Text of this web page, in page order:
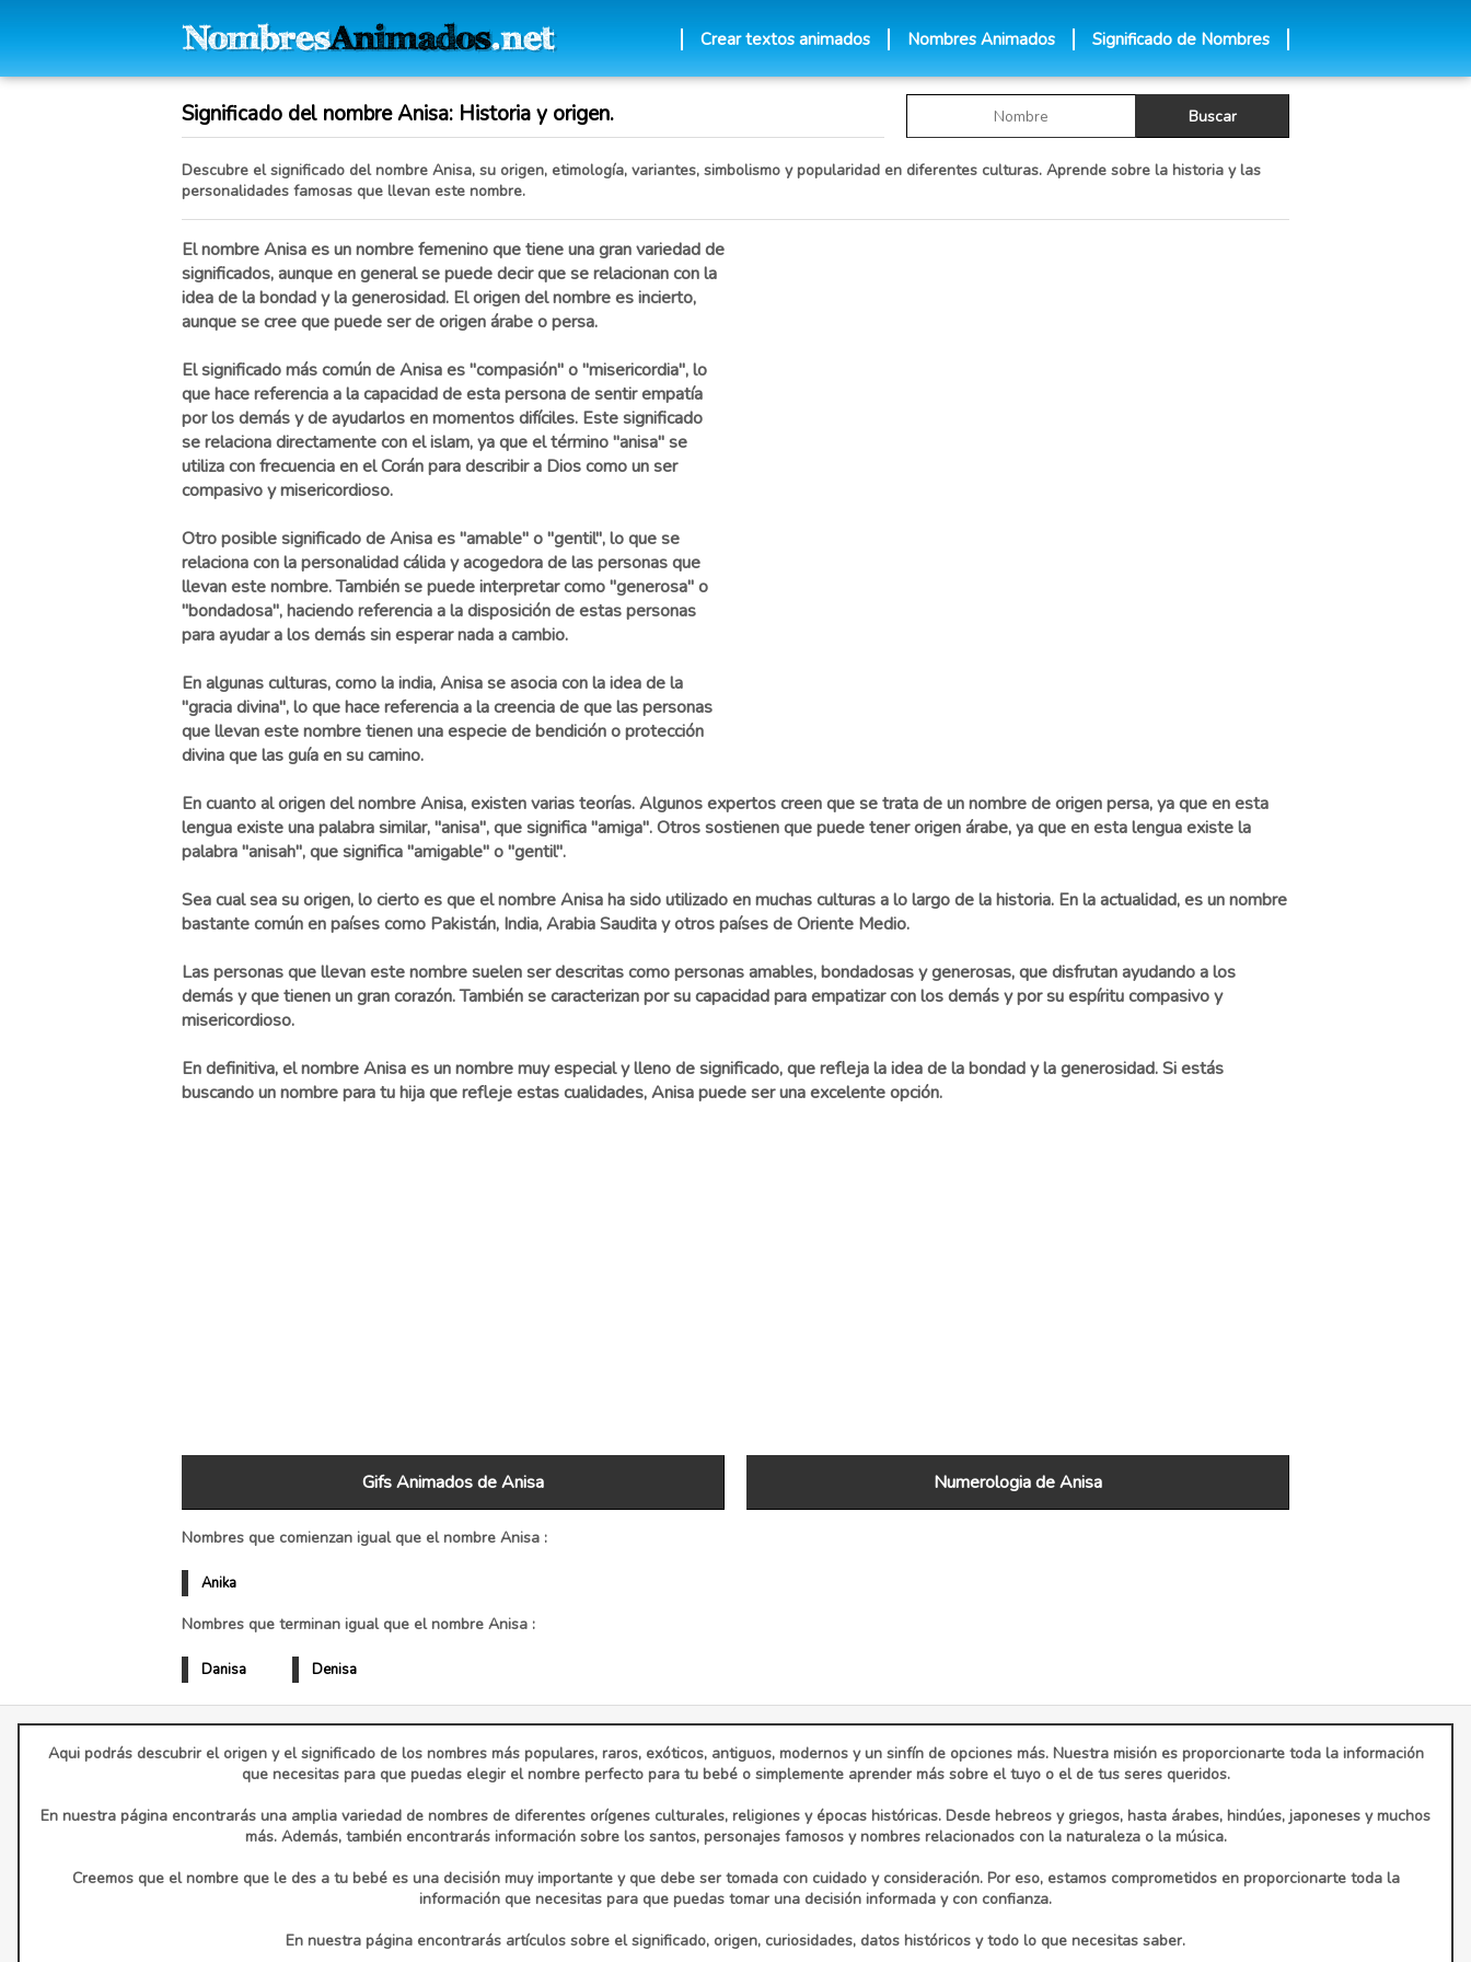
Crear textos animados Nombres Animados Significado de Nombres
Significado del nombre Anisa: Historia y origen.
Descubre el significado del nombre Anisa, su origen, etimología, variantes, simbolismo y popularidad en diferentes culturas. Aprende sobre la historia y las
personalidades famosas que llevan este nombre.
El nombre Anisa es un nombre femenino que tiene una gran variedad de
significados, aunque en general se puede decir que se relacionan con la
idea de la bondad y la generosidad. El origen del nombre es incierto,
aunque se cree que puede ser de origen árabe o persa.
El significado más común de Anisa es "compasión" o "misericordia", lo
que hace referencia a la capacidad de esta persona de sentir empatía
por los demás y de ayudarlos en momentos difíciles. Este significado
se relaciona directamente con el islam, ya que el término "anisa" se
utiliza con frecuencia en el Corán para describir a Dios como un ser
compasivo y misericordioso.
Otro posible significado de Anisa es "amable" o "gentil", lo que se
relaciona con la personalidad cálida y acogedora de las personas que
llevan este nombre. También se puede interpretar como "generosa" o
"bondadosa", haciendo referencia a la disposición de estas personas
para ayudar a los demás sin esperar nada a cambio.
En algunas culturas, como la india, Anisa se asocia con la idea de la
"gracia divina", lo que hace referencia a la creencia de que las personas
que llevan este nombre tienen una especie de bendición o protección
divina que las guía en su camino.
En cuanto al origen del nombre Anisa, existen varias teorías. Algunos expertos creen que se trata de un nombre de origen persa, ya que en esta
lengua existe una palabra similar, "anisa", que significa "amiga". Otros sostienen que puede tener origen árabe, ya que en esta lengua existe la
palabra "anisah", que significa "amigable" o "gentil".
Sea cual sea su origen, lo cierto es que el nombre Anisa ha sido utilizado en muchas culturas a lo largo de la historia. En la actualidad, es un nombre
bastante común en países como Pakistán, India, Arabia Saudita y otros países de Oriente Medio.
Las personas que llevan este nombre suelen ser descritas como personas amables, bondadosas y generosas, que disfrutan ayudando a los
demás y que tienen un gran corazón. También se caracterizan por su capacidad para empatizar con los demás y por su espíritu compasivo y
misericordioso.
En definitiva, el nombre Anisa es un nombre muy especial y lleno de significado, que refleja la idea de la bondad y la generosidad. Si estás
buscando un nombre para tu hija que refleje estas cualidades, Anisa puede ser una excelente opción.
Gifs Animados de Anisa Numerologia de Anisa
Nombres que comienzan igual que el nombre Anisa :
Anika
Nombres que terminan igual que el nombre Anisa :
Danisa Denisa
Aqui podrás descubrir el origen y el significado de los nombres más populares, raros, exóticos, antiguos, modernos y un sinfín de opciones más. Nuestra misión es proporcionarte toda la información
que necesitas para que puedas elegir el nombre perfecto para tu bebé o simplemente aprender más sobre el tuyo o el de tus seres queridos.
En nuestra página encontrarás una amplia variedad de nombres de diferentes orígenes culturales, religiones y épocas históricas. Desde hebreos y griegos, hasta árabes, hindúes, japoneses y muchos
más. Además, también encontrarás información sobre los santos, personajes famosos y nombres relacionados con la naturaleza o la música.
Creemos que el nombre que le des a tu bebé es una decisión muy importante y que debe ser tomada con cuidado y consideración. Por eso, estamos comprometidos en proporcionarte toda la
información que necesitas para que puedas tomar una decisión informada y con confianza.
En nuestra página encontrarás artículos sobre el significado, origen, curiosidades, datos históricos y todo lo que necesitas saber.